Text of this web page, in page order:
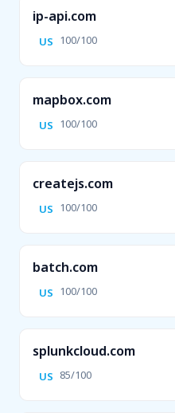
ip-api.com
US 100/100
mapbox.com
US 100/100
createjs.com
US 100/100
batch.com
US 100/100
splunkcloud.com
US 85/100